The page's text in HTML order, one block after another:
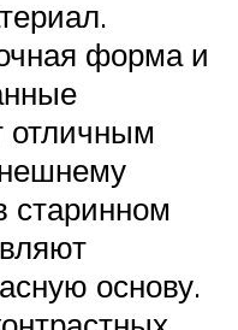
форма и
отличным
старинном
основу.